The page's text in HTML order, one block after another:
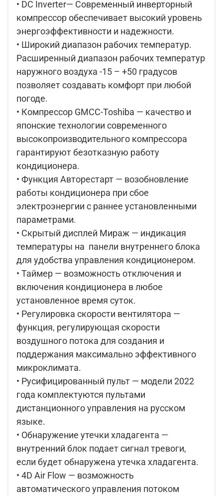
• DC Inverter— Современный инверторный
компрессор обеспечивает высокий уровень
энергоэффективности и надежности.
• Широкий диапазон рабочих температур.
Расширенный диапазон рабочих температур
наружного воздуха -15 – +50 градусов
позволяет создавать комфорт при любой
погоде.
• Компрессор GMCC-Toshiba — качество и
японские технологии современного
высокопроизводительного компрессора
гарантируют безотказную работу
кондиционера.
• Функция Авторестарт — возобновление
работы кондиционера при сбое
электроэнергии с раннее установленными
параметрами.
• Скрытый дисплей Мираж — индикация
температуры на панели внутреннего блока
для удобства управления кондиционером.
• Таймер — возможность отключения и
включения кондиционера в любое
установленное время суток.
• Регулировка скорости вентилятора —
функция, регулирующая скорости
воздушного потока для создания и
поддержания максимально эффективного
микроклимата.
• Русифицированный пульт — модели 2022
года комплектуются пультами
дистанционного управления на русском
языке.
• Обнаружение утечки хладагента —
внутренний блок подает сигнал тревоги,
если будет обнаружена утечка хладагента.
• 4D Air Flow — возможность
автоматического управления потоком